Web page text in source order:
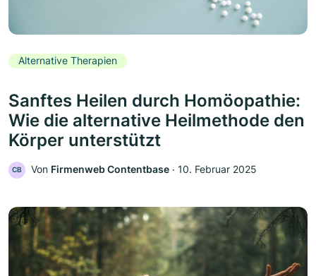
Alternative Therapien
Sanftes Heilen durch Homöopathie:
Wie die alternative Heilmethode den
Körper unterstützt
CB Von Firmenweb Contentbase ‧ 10. Februar 2025